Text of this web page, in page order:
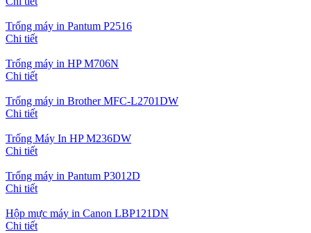
Trống máy in Pantum P2516
Chi tiết
Trống máy in HP M706N
Chi tiết
Trống máy in Brother MFC-L2701DW
Chi tiết
Trống Máy In HP M236DW
Chi tiết
Trống máy in Pantum P3012D
Chi tiết
Hộp mực máy in Canon LBP121DN
Chi tiết